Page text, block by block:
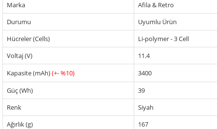
Marka
Afila & Retro
Durumu
Uyumlu Ürün
Hücreler (Cells)
Li-polymer - 3 Cell
Voltaj (V)
11.4
Kapasite (mAh)(+- %10)
3400
Güç (Wh)
39
Renk
Siyah
Ağırlık (g)
167